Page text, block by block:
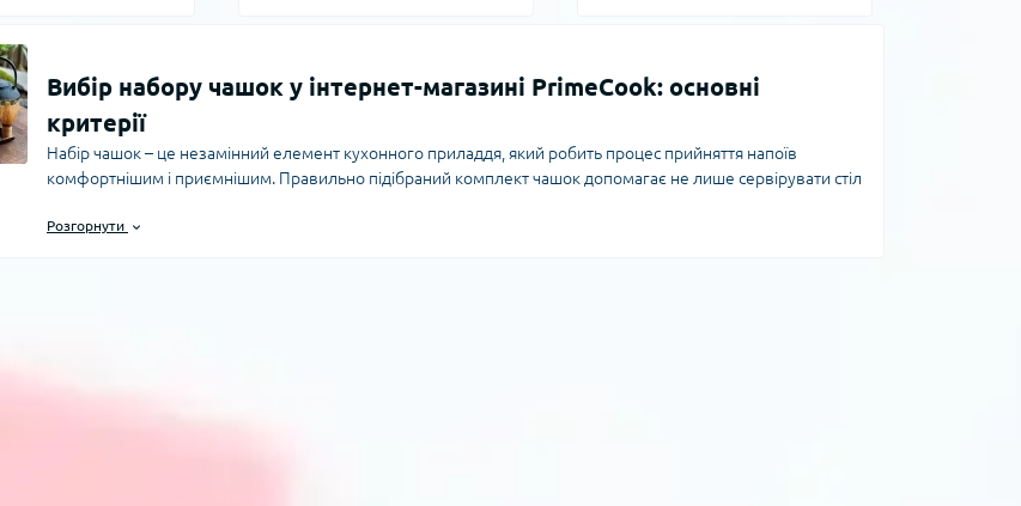
Вибір набору чашок у інтернет-магазині PrimeCook: основні
критерії
Набір чашок – це незамінний елемент кухонного приладдя, який робить процес прийняття напоїв
комфортнішим і приємнішим. Правильно підібраний комплект чашок допомагає не лише сервірувати стіл
різноманітні набори чашок, які відрізняються матеріалом, дизайном, розміром та призначенням.
Розгорнути